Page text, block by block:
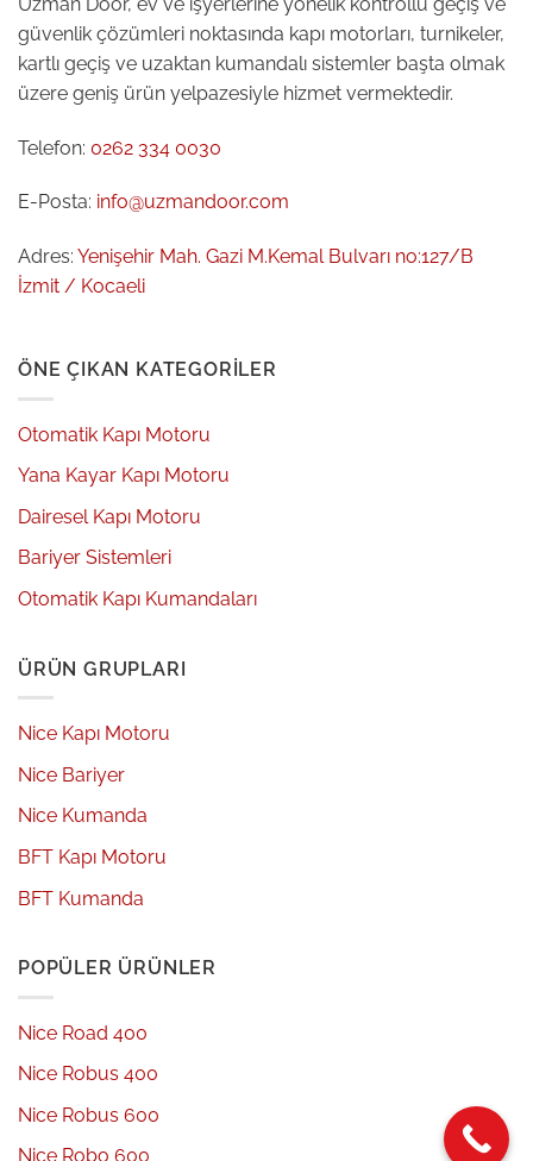
güvenlik çözümleri noktasında kapı motorları, turnikeler,
kartlı geçiş ve uzaktan kumandalı sistemler başta olmak
üzere geniş ürün yelpazesiyle hizmet vermektedir.
Telefon: 0262 334 0030
E-Posta: info@uzmandoor.com
Adres: Yenişehir Mah. Gazi M.Kemal Bulvarı no:127/B
İzmit / Kocaeli
ÖNE ÇIKAN KATEGORILER
Otomatik Kapı Motoru
Yana Kayar Kapı Motoru
Dairesel Kapı Motoru
Bariyer Sistemleri
Otomatik Kapı Kumandaları
ÜRÜN GRUPLARI
Nice Kapı Motoru
Nice Bariyer
Nice Kumanda
BFT Kapı Motoru
BFT Kumanda
POPÜLER ÜRÜNLER
Nice Road 400
Nice Robus 400
Nice Robus 600
Nice Robo 600